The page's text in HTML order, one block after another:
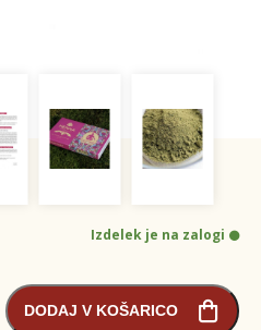
Izdelek je na zalogi
DODAJ V KOŠARICO